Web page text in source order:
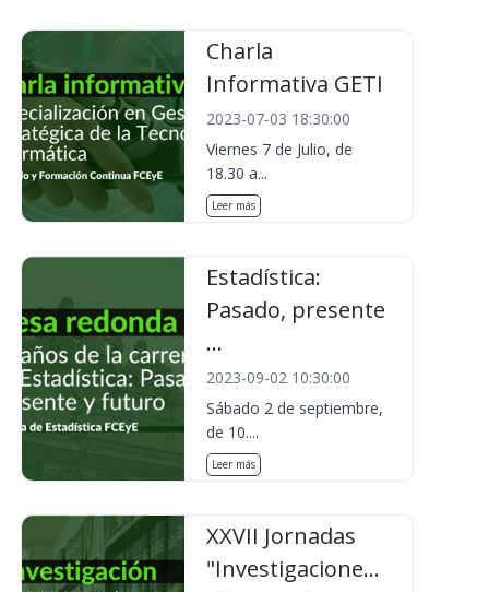
Charla
Informativa GETI
2023-07-03 18:30:00
Viernes 7 de Julio, de
18.30 a...
Leer más
Estadística:
Pasado, presente
...
2023-09-02 10:30:00
Sábado 2 de septiembre,
de 10....
Leer más
XXVII Jornadas
"Investigacione...